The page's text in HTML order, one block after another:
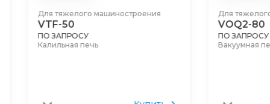
Для тяжелого машиностроения
VTF-50
ПО ЗАПРОСУ
Калильная печь
Для тяжелого
VOQ2-80
ПО ЗАПРОСУ
Вакуумная печь